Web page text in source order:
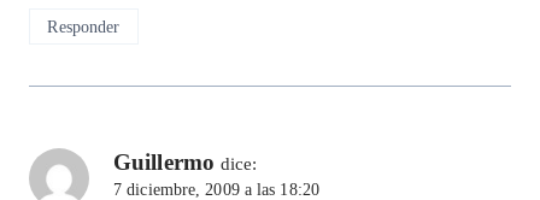
Responder
Guillermo dice:
7 diciembre, 2009 a las 18:20